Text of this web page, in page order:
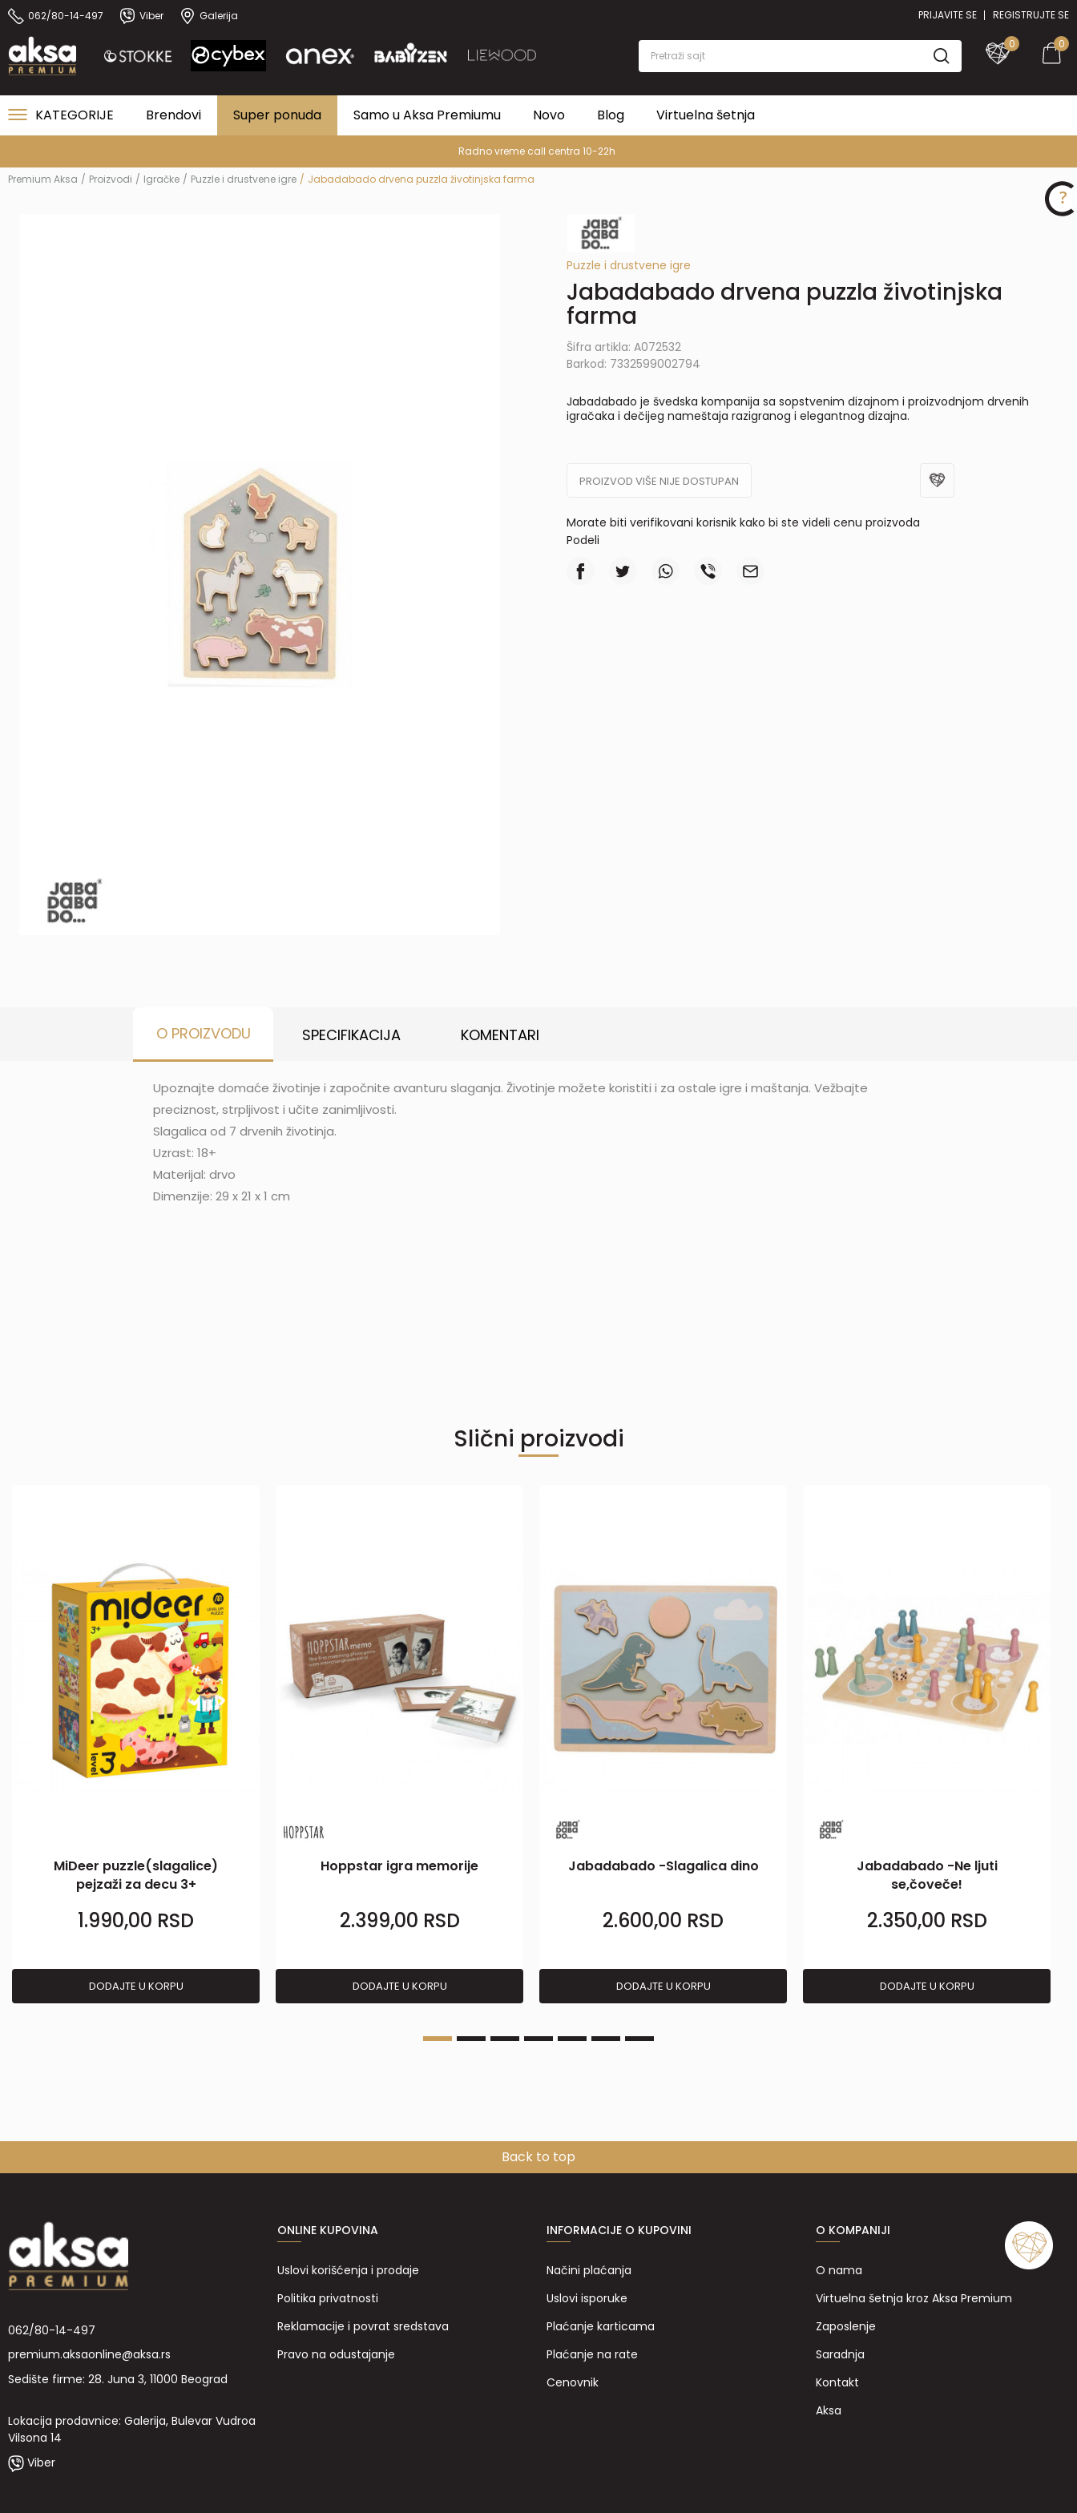
062/80-14-497 Viber Galerija PRIJAVITE SE REGISTRUJTE SE
Pretraži sajt
0
0
KATEGORIJE Brendovi Super ponuda Samo u Aksa Premiumu Novo Blog Virtuelna šetnja
Radno vreme call centra 10-22h
Premium Aksa Proizvodi Igračke Puzzle i drustvene igre Jabadabado drvena puzzla životinjska farma
Puzzle i drustvene igre
Jabadabado drvena puzzla životinjska
farma
Šifra artikla: A072532
Barkod: 7332599002794
Jabadabado je švedska kompanija sa sopstvenim dizajnom i proizvodnjom drvenih
igračaka i dečijeg nameštaja razigranog i elegantnog dizajna.
PROIZVOD VIŠE NIJE DOSTUPAN
Morate biti verifikovani korisnik kako bi ste videli cenu proizvoda
Podeli
O PROIZVODU SPECIFIKACIJA KOMENTARI
Upoznajte domaće životinje i započnite avanturu slaganja. Životinje možete koristiti i za ostale igre i maštanja. Vežbajte
preciznost, strpljivost i učite zanimljivosti.
Slagalica od 7 drvenih životinja.
Uzrast: 18+
Materijal: drvo
Dimenzije: 29 x 21 x 1 cm
Slični proizvodi
MiDeer puzzle(slagalice)
pejzaži za decu 3+
1.990,00 RSD
DODAJTE U KORPU
Hoppstar igra memorije
2.399,00 RSD
DODAJTE U KORPU
Jabadabado -Slagalica dino
2.600,00 RSD
DODAJTE U KORPU
Jabadabado -Ne ljuti
se,čoveče!
2.350,00 RSD
DODAJTE U KORPU
Back to top
062/80-14-497
premium.aksaonline@aksa.rs
Sedište firme: 28. Juna 3, 11000 Beograd
Lokacija prodavnice: Galerija, Bulevar Vudroa
Vilsona 14
Viber
ONLINE KUPOVINA
Uslovi korišćenja i prodaje
Politika privatnosti
Reklamacije i povrat sredstava
Pravo na odustajanje
INFORMACIJE O KUPOVINI
Načini plaćanja
Uslovi isporuke
Plaćanje karticama
Plaćanje na rate
Cenovnik
O KOMPANIJI
O nama
Virtuelna šetnja kroz Aksa Premium
Zaposlenje
Saradnja
Kontakt
Aksa